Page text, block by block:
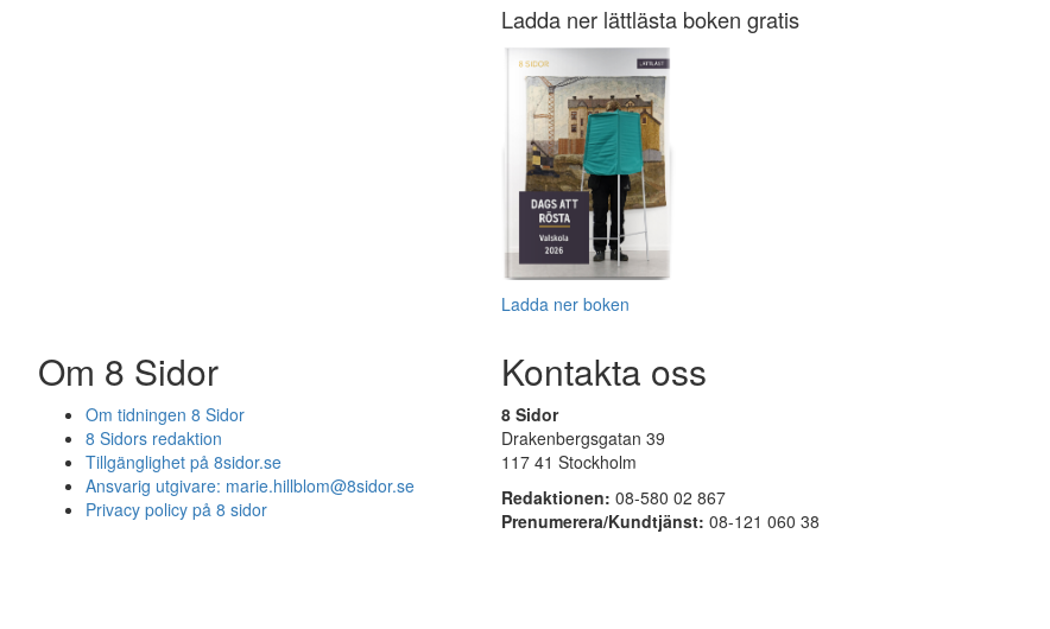
Ladda ner lättlästa boken gratis
Ladda ner boken
Om 8 Sidor
Om tidningen 8 Sidor
8 Sidors redaktion
Tillgänglighet på 8sidor.se
Ansvarig utgivare: marie.hillblom@8sidor.se
Privacy policy på 8 sidor
Kontakta oss
8 Sidor
Drakenbergsgatan 39
117 41 Stockholm
Redaktionen: 08-580 02 867
Prenumerera/Kundtjänst: 08-121 060 38